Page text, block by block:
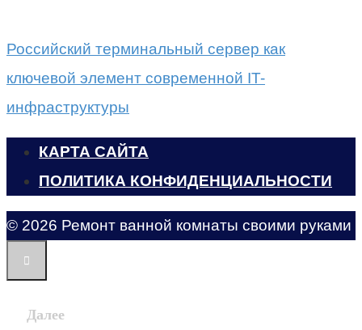
Российский терминальный сервер как
ключевой элемент современной IT-
инфраструктуры
КАРТА САЙТА
ПОЛИТИКА КОНФИДЕНЦИАЛЬНОСТИ
© 2026 Ремонт ванной комнаты своими руками
Далее